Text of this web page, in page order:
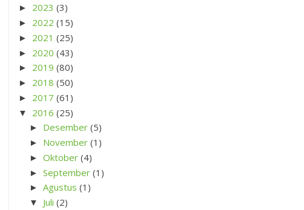
► 2023 (3)
► 2022 (15)
► 2021 (25)
► 2020 (43)
► 2019 (80)
► 2018 (50)
► 2017 (61)
▼ 2016 (25)
► Desember (5)
► November (1)
► Oktober (4)
► September (1)
► Agustus (1)
▼ Juli (2)